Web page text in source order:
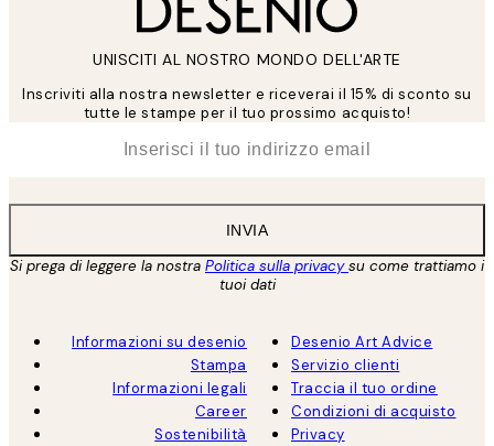
UNISCITI AL NOSTRO MONDO DELL'ARTE
Inscriviti alla nostra newsletter e riceverai il 15% di sconto su
tutte le stampe per il tuo prossimo acquisto!
INVIA
Si prega di leggere la nostra Politica sulla privacysu come trattiamo i
tuoi dati
Informazioni su desenio
Stampa
Informazioni legali
Career
Sostenibilità
Desenio Art Advice
Servizio clienti
Traccia il tuo ordine
Condizioni di acquisto
Privacy